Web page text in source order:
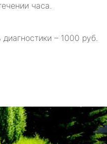
часа.
– 1000 руб.